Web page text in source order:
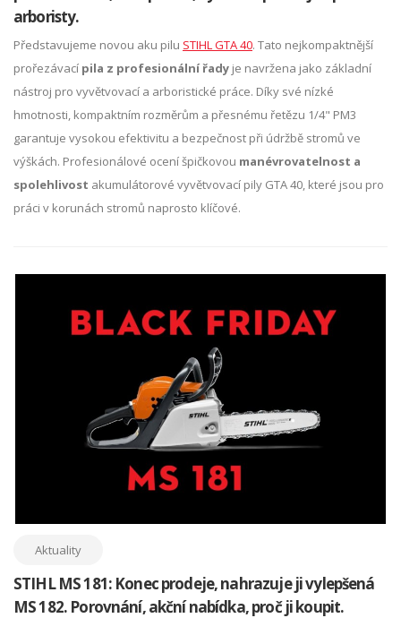
arboristy.
Představujeme novou aku pilu STIHL GTA 40. Tato nejkompaktnější
prořezávací pila z profesionální řady je navržena jako základní
nástroj pro vyvětvovací a arboristické práce. Díky své nízké
hmotnosti, kompaktním rozměrům a přesnému řetězu 1/4" PM3
garantuje vysokou efektivitu a bezpečnost při údržbě stromů ve
výškách. Profesionálové ocení špičkovou manévrovatelnost a
spolehlivost akumulátorové vyvětvovací pily GTA 40, které jsou pro
práci v korunách stromů naprosto klíčové.
Aktuality
STIHL MS 181: Konec prodeje, nahrazuje ji vylepšená
MS 182. Porovnání, akční nabídka, proč ji koupit.